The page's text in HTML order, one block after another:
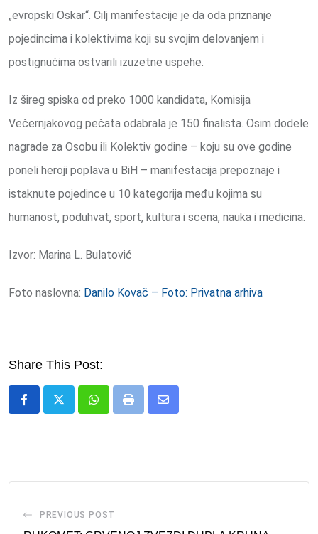
„evropski Oskar“. Cilj manifestacije je da oda priznanje
pojedincima i kolektivima koji su svojim delovanjem i
postignućima ostvarili izuzetne uspehe.
Iz šireg spiska od preko 1000 kandidata, Komisija
Večernjakovog pečata odabrala je 150 finalista. Osim dodele
nagrade za Osobu ili Kolektiv godine – koju su ove godine
poneli heroji poplava u BiH – manifestacija prepoznaje i
istaknute pojedince u 10 kategorija među kojima su
humanost, poduhvat, sport, kultura i scena, nauka i medicina.
Izvor: Marina L. Bulatović
Foto naslovna: Danilo Kovač – Foto: Privatna arhiva
Share This Post:
WhatsappPrint
Share
PREVIOUS POST